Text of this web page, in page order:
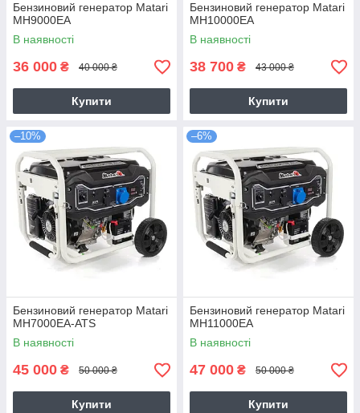
Бензиновий генератор Matari
MH9000EA
В наявності
36 000 ₴ 40 000 ₴
Купити
Бензиновий генератор Matari
MH10000EA
В наявності
38 700 ₴ 43 000 ₴
Купити
–10%
Бензиновий генератор Matari
MH7000EA-ATS
В наявності
45 000 ₴ 50 000 ₴
Купити
–6%
Бензиновий генератор Matari
MH11000EA
В наявності
47 000 ₴ 50 000 ₴
Купити